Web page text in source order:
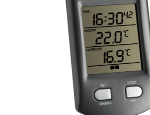
Obchodné podmienky